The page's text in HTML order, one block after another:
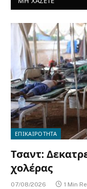
ΕΠΙΚΑΙΡΟΤΗΤΑ
Τσαντ:
χολέρας
07/08/2026 1 Min